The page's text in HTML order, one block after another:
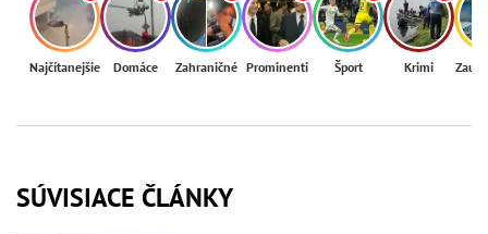
Najčítanejšie Domáce Zahraničné Prominenti Šport Krimi
SÚVISIACE ČLÁNKY